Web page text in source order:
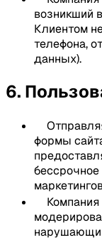
возникший
Клиентом
телефона,
данных).
6.
формы
бессрочное
Компания